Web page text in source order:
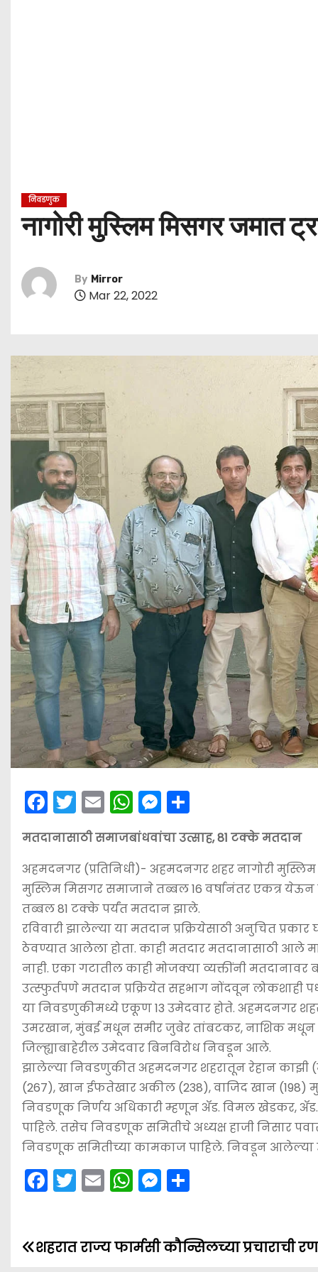
निवडणुक
नागोरी मुस्लिम मिसगर जमात
By Mirror
Mar 22, 2022
F
a
c
e
b
o
o
k
T
w
itt
er
E
m
ai
l
W
h
a
ts
A
p
p
M
e
s
s
e
n
g
er
h
ar
e
मतदानासाठी समाजबांधवांचा उत्साह, 81 टक्के मतदान
अहमदनगर (प्रतिनिधी)- अहमदनगर शहर नागोरी
मुस्लिम मिसगर समाजाने तब्बल 16 वर्षानंतर एकत्र येऊन
तब्बल 81 टक्के पर्यंत मतदान झाले.
रविवारी झालेल्या या मतदान प्रक्रियेसाठी अनुचित
ठेवण्यात आलेला होता. काही मतदार मतदानासाठी आले
नाही. एका गटातील काही मोजक्या व्यक्तींनी मतदानावर
उत्स्फुर्तपणे मतदान प्रक्रियेत सहभाग नोंदवून लोकशाही
या निवडणुकीमध्ये एकूण 13 उमेदवार होते. अहमदनगर
उमरखान, मुंबई मधून समीर जुबेर तांबटकर, नाशिक
जिल्ह्याबाहेरील उमेदवार बिनविरोध निवडून आले.
झालेल्या निवडणुकीत अहमदनगर शहरातून रेहान काझी
(267), खान ईफतेखार अकील (238), वाजिद खान (198)
निवडणूक निर्णय अधिकारी म्हणून अ‍ॅड. विमल खेडकर, अ‍ॅड.
पाहिले. तसेच निवडणूक समितीचे अध्यक्ष हाजी निसार
निवडणूक समितीच्या कामकाज पाहिले. निवडून आलेल्या
F
e
T
er
E
l
W
ts
M
s e
Pशहरात राज्य फार्मसी कौन्सिलच्या प्रचाराची